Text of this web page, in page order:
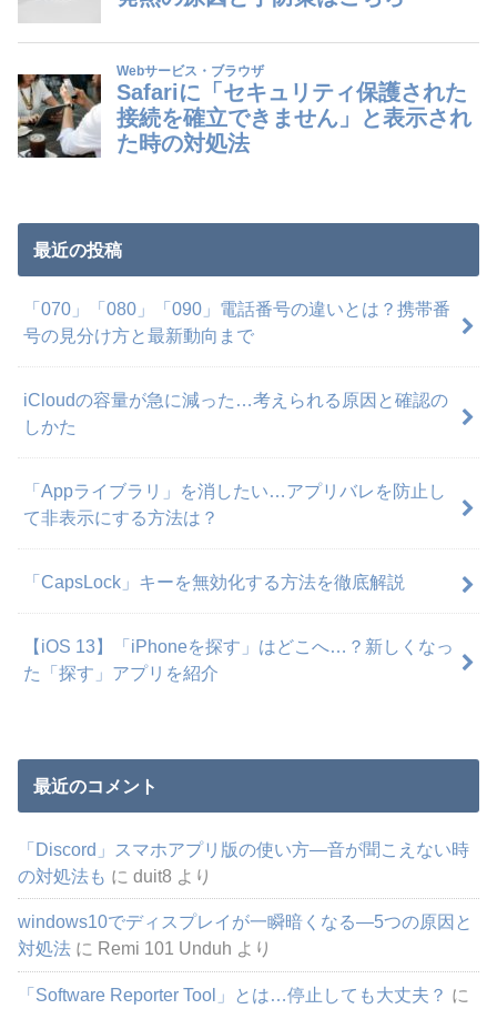
最近の投稿
「070」「080」「090」電話番号の違いとは？携帯番
号の見分け方と最新動向まで
iCloudの容量が急に減った…考えられる原因と確認の
しかた
「Appライブラリ」を消したい…アプリバレを防止し
て非表示にする方法は？
「CapsLock」キーを無効化する方法を徹底解説
【iOS 13】「iPhoneを探す」はどこへ…？新しくなっ
た「探す」アプリを紹介
最近のコメント
「Discord」スマホアプリ版の使い方―音が聞こえない時
の対処法も にduit8 より
windows10でディスプレイが一瞬暗くなる―5つの原因と
対処法 に Remi 101 Unduh より
「Software Reporter Tool」とは…停止しても大丈夫？ に